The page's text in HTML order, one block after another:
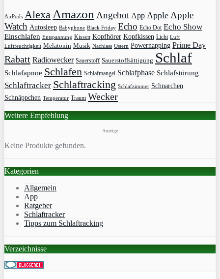
AirPods Alexa Amazon Angebot App Apple Apple
Watch Autosleep Babyphone Black Friday Echo Echo Dot Echo Show
Einschlafen Entspannung Kissen Kopfhörer Kopfkissen Licht Luft
Luftfeuchtigkeit Melatonin Musik Nachlass Ostern Powernapping Prime Day
Rabatt Radiowecker Sauerstoff Sauerstoffsättigung Schlaf
Schlafapnoe Schlafen Schlafmangel Schlafphase Schlafstörung
Schlaftracker Schlaftracking Schlafzimmer Schnarchen
Schnäppchen Temperatur Traum Wecker
Weitere Empfehlung
Anzeige
Keine Produkte gefunden.
Kategorien
Allgemein
App
Ratgeber
Schlaftracker
Tipps zum Schlaftracking
Verzeichnisse